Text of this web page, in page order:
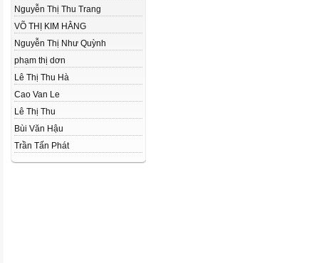
Nguyễn Thị Thu Trang
VÕ THỊ KIM HẰNG
Nguyễn Thị Như Quỳnh
phạm thị dơn
Lê Thị Thu Hà
Cao Van Le
Lê Thị Thu
Bùi Văn Hậu
Trần Tấn Phát